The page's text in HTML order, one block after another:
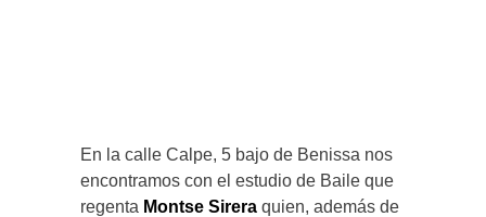
En la calle Calpe, 5 bajo de Benissa nos
encontramos con el estudio de Baile que
regenta Montse Sirera quien, además de